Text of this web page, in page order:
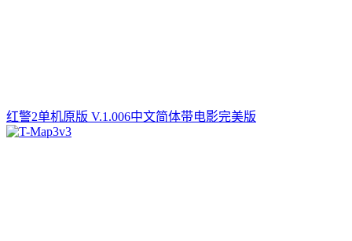
红警2单机原版 V.1.006中文简体带电影完美版